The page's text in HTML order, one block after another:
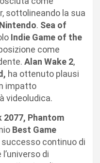
sottolineando la sua
Nintendo. Sea of
Indie Game of the
come
Alan Wake 2,
ha ottenuto plausi
impatto
videoludica.
2077, Phantom
Best Game
successo continuo di
di